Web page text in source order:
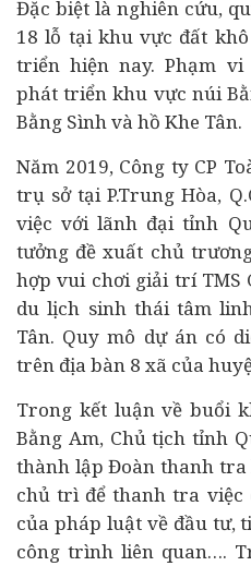
Đặc biệt là nghiên cứu,
18 lỗ tại khu vực đất
triển hiện nay. Phạm
phát triển khu vực núi
Bằng Sình và hồ Khe Tân.
Năm 2019, Công ty CP
trụ sở tại P.Trung Hòa,
việc với lãnh đại tỉnh
tưởng đề xuất chủ
hợp vui chơi giải trí TMS
du lịch sinh thái tâm
Tân. Quy mô dự án có
trên địa bàn 8 xã của
Trong kết luận về buổi
Bằng Am, Chủ tịch tỉnh
thành lập Đoàn thanh tra
chủ trì để thanh tra việc
của pháp luật về đầu tư,
công trình liên quan….